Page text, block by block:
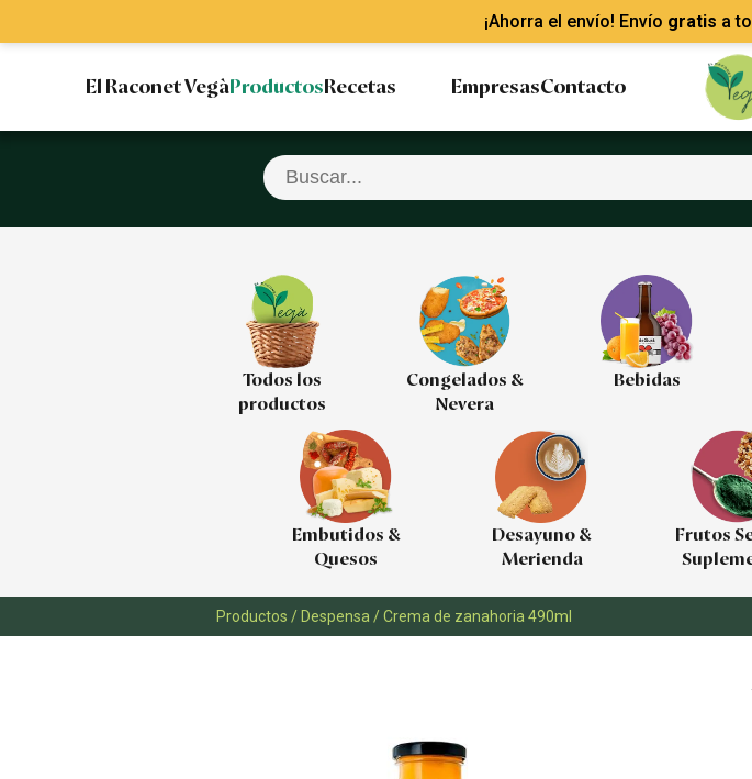
¡Ahorra el envío! Envío gratis a
El Raconet VegàProductosRecetas EmpresasContacto
Todos los
productos
Congelados &
Nevera
Bebidas
Embutidos &
Quesos
Desayuno &
Merienda
Frutos
Productos /Despensa /Crema de zanahoria 490ml